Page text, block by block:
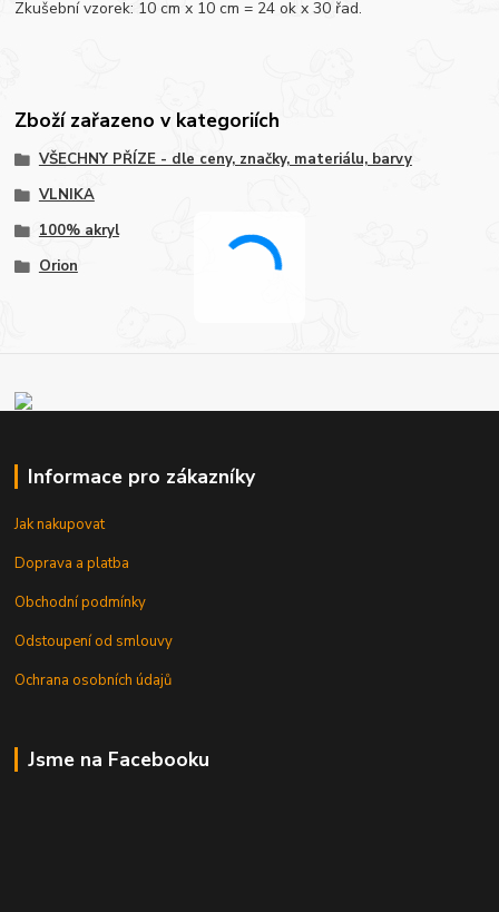
Zkušební vzorek: 10 cm x 10 cm = 24 ok x 30 řad.
Zboží zařazeno v kategoriích
VŠECHNY PŘÍZE - dle ceny, značky, materiálu, barvy
VLNIKA
100% akryl
Orion
Informace pro zákazníky
Jak nakupovat
Doprava a platba
Obchodní podmínky
Odstoupení od smlouvy
Ochrana osobních údajů
Jsme na Facebooku